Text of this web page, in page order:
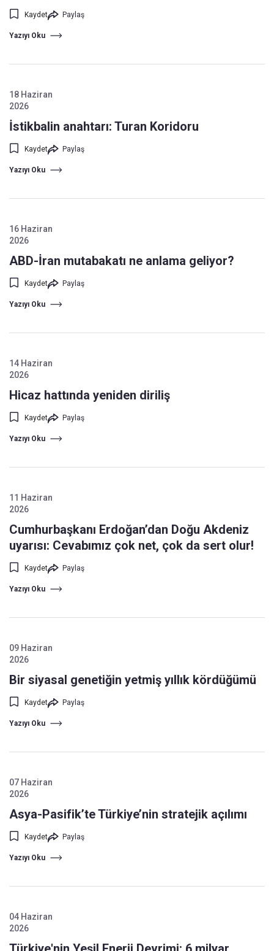
Kaydet Paylaş
Yazıyı Oku
18 Haziran
2026
İstikbalin anahtarı: Turan Koridoru
Kaydet Paylaş
Yazıyı Oku
16 Haziran
2026
ABD-İran mutabakatı ne anlama geliyor?
Kaydet Paylaş
Yazıyı Oku
14 Haziran
2026
Hicaz hattında yeniden diriliş
Kaydet Paylaş
Yazıyı Oku
11 Haziran
2026
Cumhurbaşkanı Erdoğan’dan Doğu Akdeniz
uyarısı: Cevabımız çok net, çok da sert olur!
Kaydet Paylaş
Yazıyı Oku
09 Haziran
2026
Bir siyasal genetiğin yetmiş yıllık kördüğümü
Kaydet Paylaş
Yazıyı Oku
07 Haziran
2026
Asya-Pasifik’te Türkiye’nin stratejik açılımı
Kaydet Paylaş
Yazıyı Oku
04 Haziran
2026